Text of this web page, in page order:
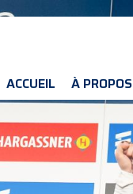
ACCUEIL À PROPOS